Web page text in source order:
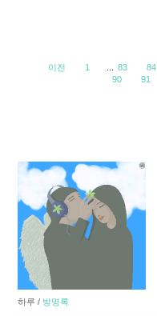
이전 1 83 84
90
91
하루 / 방명록